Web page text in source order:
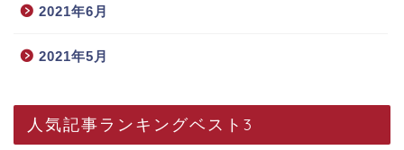
2021年6月
2021年5月
人気記事ランキングベスト3